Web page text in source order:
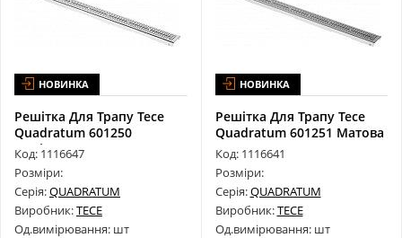
НОВИНКА
Решітка Для Трапу Tece
Quadratum 601250
Полірована Д...
Код: 1116647
Розміри:
Серія:QUADRATUM
Виробник:TECE
Од.вимірювання: шт
НОВИНКА
Решітка Для Трапу Tece
Quadratum 601251 Матова
Для К...
Код: 1116641
Розміри:
Серія:QUADRATUM
Виробник:TECE
Од.вимірювання: шт